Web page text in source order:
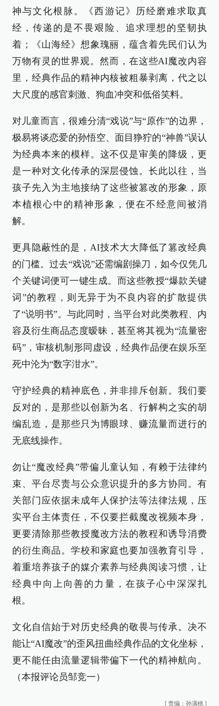
神与文化根脉。《西游记》历经磨难求取真
经，传递的是不畏艰险、追求理想的坚韧执
着；《山海经》想象瑰丽，蕴含着先民们认为
万物有灵的世界观。然而，在这些AI魔改内容
里，经典作品的精神内核被粗暴剥离，代之以
大尺度的感官刺激、狗血冲突和低俗笑料。
对儿童而言，很难分清“戏说”与“原作”的边界，
极易将谈恋爱的孙悟空、面目狰狞的“神兽”误认
为经典本来的模样。这不仅是审美的降级，更
是一种对文化传承的深层侵蚀。长此以往，当
孩子先入为主地接纳了这些被篡改的形象，原
本植根心中的精神形象，便在不经意间被消
解。
更具隐蔽性的是，AI技术大大降低了篡改经典
的门槛。过去“戏说”还需编剧操刀，如今仅凭几
个关键词便可一键生成。而这些教授“爆款关键
词”的教程，则无异于为不良内容的扩散提供
了“说明书”。与此同时，当平台对此类教程、内
容及衍生商品态度暧昧，甚至将其视为“流量密
码”，审核机制形同虚设，经典作品便在娱乐至
死中沦为“数字泔水”。
守护经典的精神底色，并非排斥创新。我们要
反对的，是那些以创新为名、行解构之实的胡
编乱造，是那些只为博眼球、赚流量而进行的
无底线操作。
勿让“魔改经典”带偏儿童认知，有赖于法律约
束、平台尽责与公众意识提升的多方协同。有
关部门应依据未成年人保护法等法律法规，压
实平台主体责任，不仅要拦截魔改视频本身，
更要清除那些教授魔改方法的教程和诱导消费
的衍生商品。学校和家庭也要加强教育引导，
着重培养孩子的媒介素养与经典阅读习惯，让
经典中向上向善的力量，在孩子心中深深扎
根。
文化自信始于对历史经典的敬畏与传承。决不
能让“AI魔改”的歪风扭曲经典作品的文化坐标，
更不能任由流量逻辑带偏下一代的精神航向。
（本报评论员邹竞一）
[ 责编：孙满桃 ]